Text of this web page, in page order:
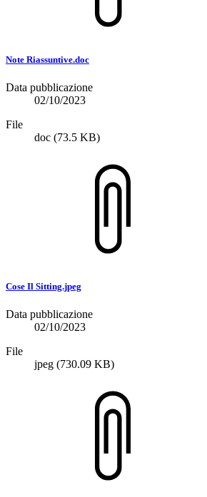
Note Riassuntive.doc
Data pubblicazione
02/10/2023
File
doc (73.5 KB)
Cose Il Sitting.jpeg
Data pubblicazione
02/10/2023
File
jpeg (730.09 KB)